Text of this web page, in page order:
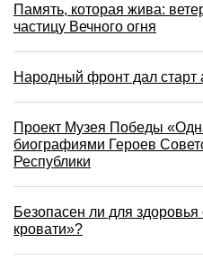
Память, которая жива:
частицу Вечного огня
Народный фронт дал старт
Проект Музея Победы
биографиями Героев
Республики
Безопасен ли для
кровати»?